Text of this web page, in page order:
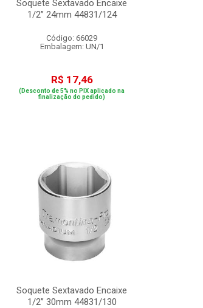
Soquete Sextavado Encaixe
1/2” 24mm 44831/124
Código: 66029
Embalagem: UN/1
R$ 17,46
(Desconto de 5% no PIX aplicado na
finalização do pedido)
Soquete Sextavado Encaixe
1/2” 30mm 44831/130